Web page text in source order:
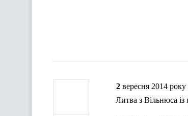
2 вересня 2014 року міжнародний аеропорт «Бориспіль» прийняв спеціальний рейс ВПС Республіки
Литва з Вільнюса